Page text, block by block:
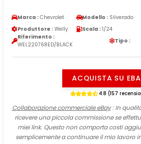
Marca : Chevrolet Modello : Silverado
Produttore : Welly Scala : 1/24
Riferimento :
WEL22076RED/BLACK
Tipo :
ACQUISTA SU
4.8 (157
Collaborazione commerciale eBay: In
ricevere una piccola commissione se
miei link. Questo non comporta costi
semplicemente a continuare il mio lavoro